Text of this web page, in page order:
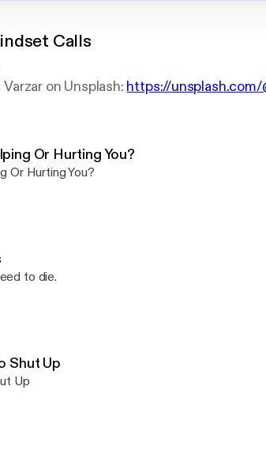
Calls
on Unsplash: https://unsplash.com/
Or Hurting You?
Or Hurting You?
to die.
Shut Up
Up